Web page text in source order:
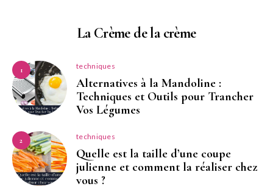
La Crème de la crème
1 techniques
Alternatives à la Mandoline :
Techniques et Outils pour Trancher
Vos Légumes
2 techniques
Quelle est la taille d’une coupe
julienne et comment la réaliser chez
vous ?